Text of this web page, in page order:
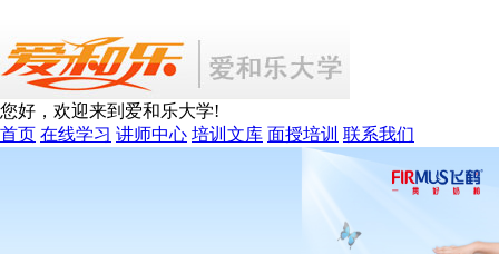
您好，欢迎来到爱和乐大学!
首页 在线学习 讲师中心 培训文库 面授培训 联系我们